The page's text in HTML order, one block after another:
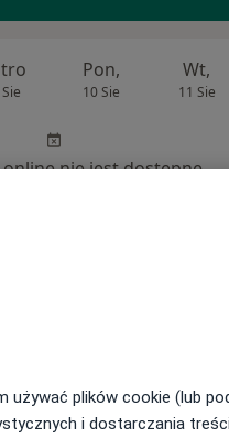
Pon,
10 Sie
Wt,
11 Sie
nie jest dostępne
używać plików cookie (lub
i dostarczania